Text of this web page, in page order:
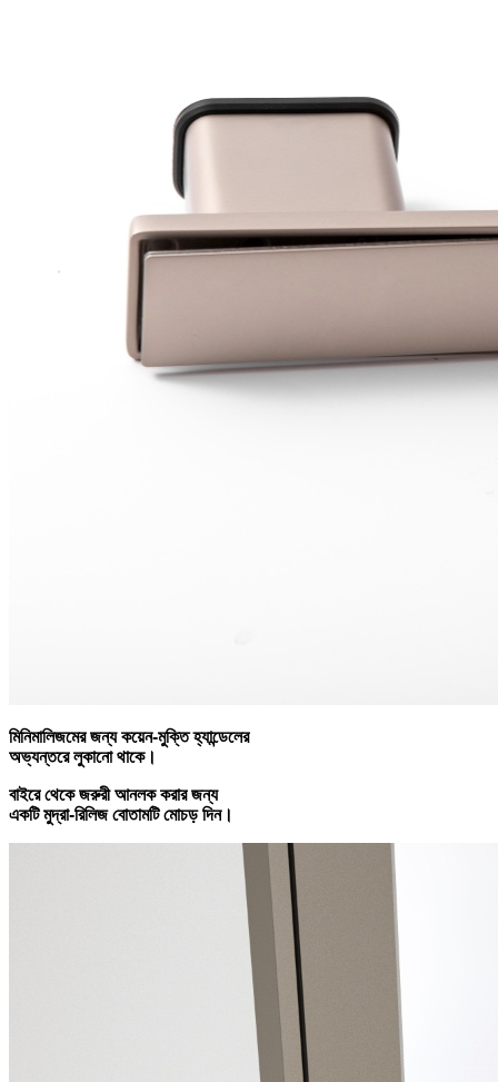
মিনিমালিজমের জন্য কয়েন-মুক্তি হ্যান্ডেলের
অভ্যন্তরে লুকানো থাকে।
বাইরে থেকে জরুরী আনলক করার জন্য
একটি মুদ্রা-রিলিজ বোতামটি মোচড় দিন।